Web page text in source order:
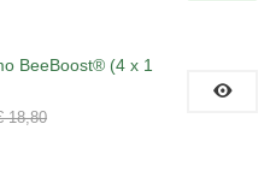
BeeBoost® (4 x 1
18,80